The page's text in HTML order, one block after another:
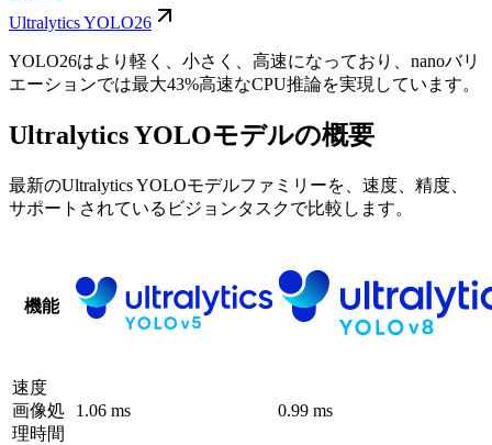
Ultralytics YOLO26
YOLO26はより軽く、小さく、高速になっており、nanoバリ
エーションでは最大43%高速なCPU推論を実現しています。
Ultralytics YOLOモデルの概要
最新のUltralytics YOLOモデルファミリーを、速度、精度、
サポートされているビジョンタスクで比較します。
機能
速度
画像処
理時間
1.06 ms 0.99 ms